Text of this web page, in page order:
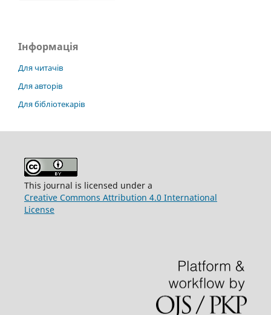
Інформація
Для читачів
Для авторів
Для бібліотекарів
This journal is licensed under a
Creative Commons Attribution 4.0 International
License